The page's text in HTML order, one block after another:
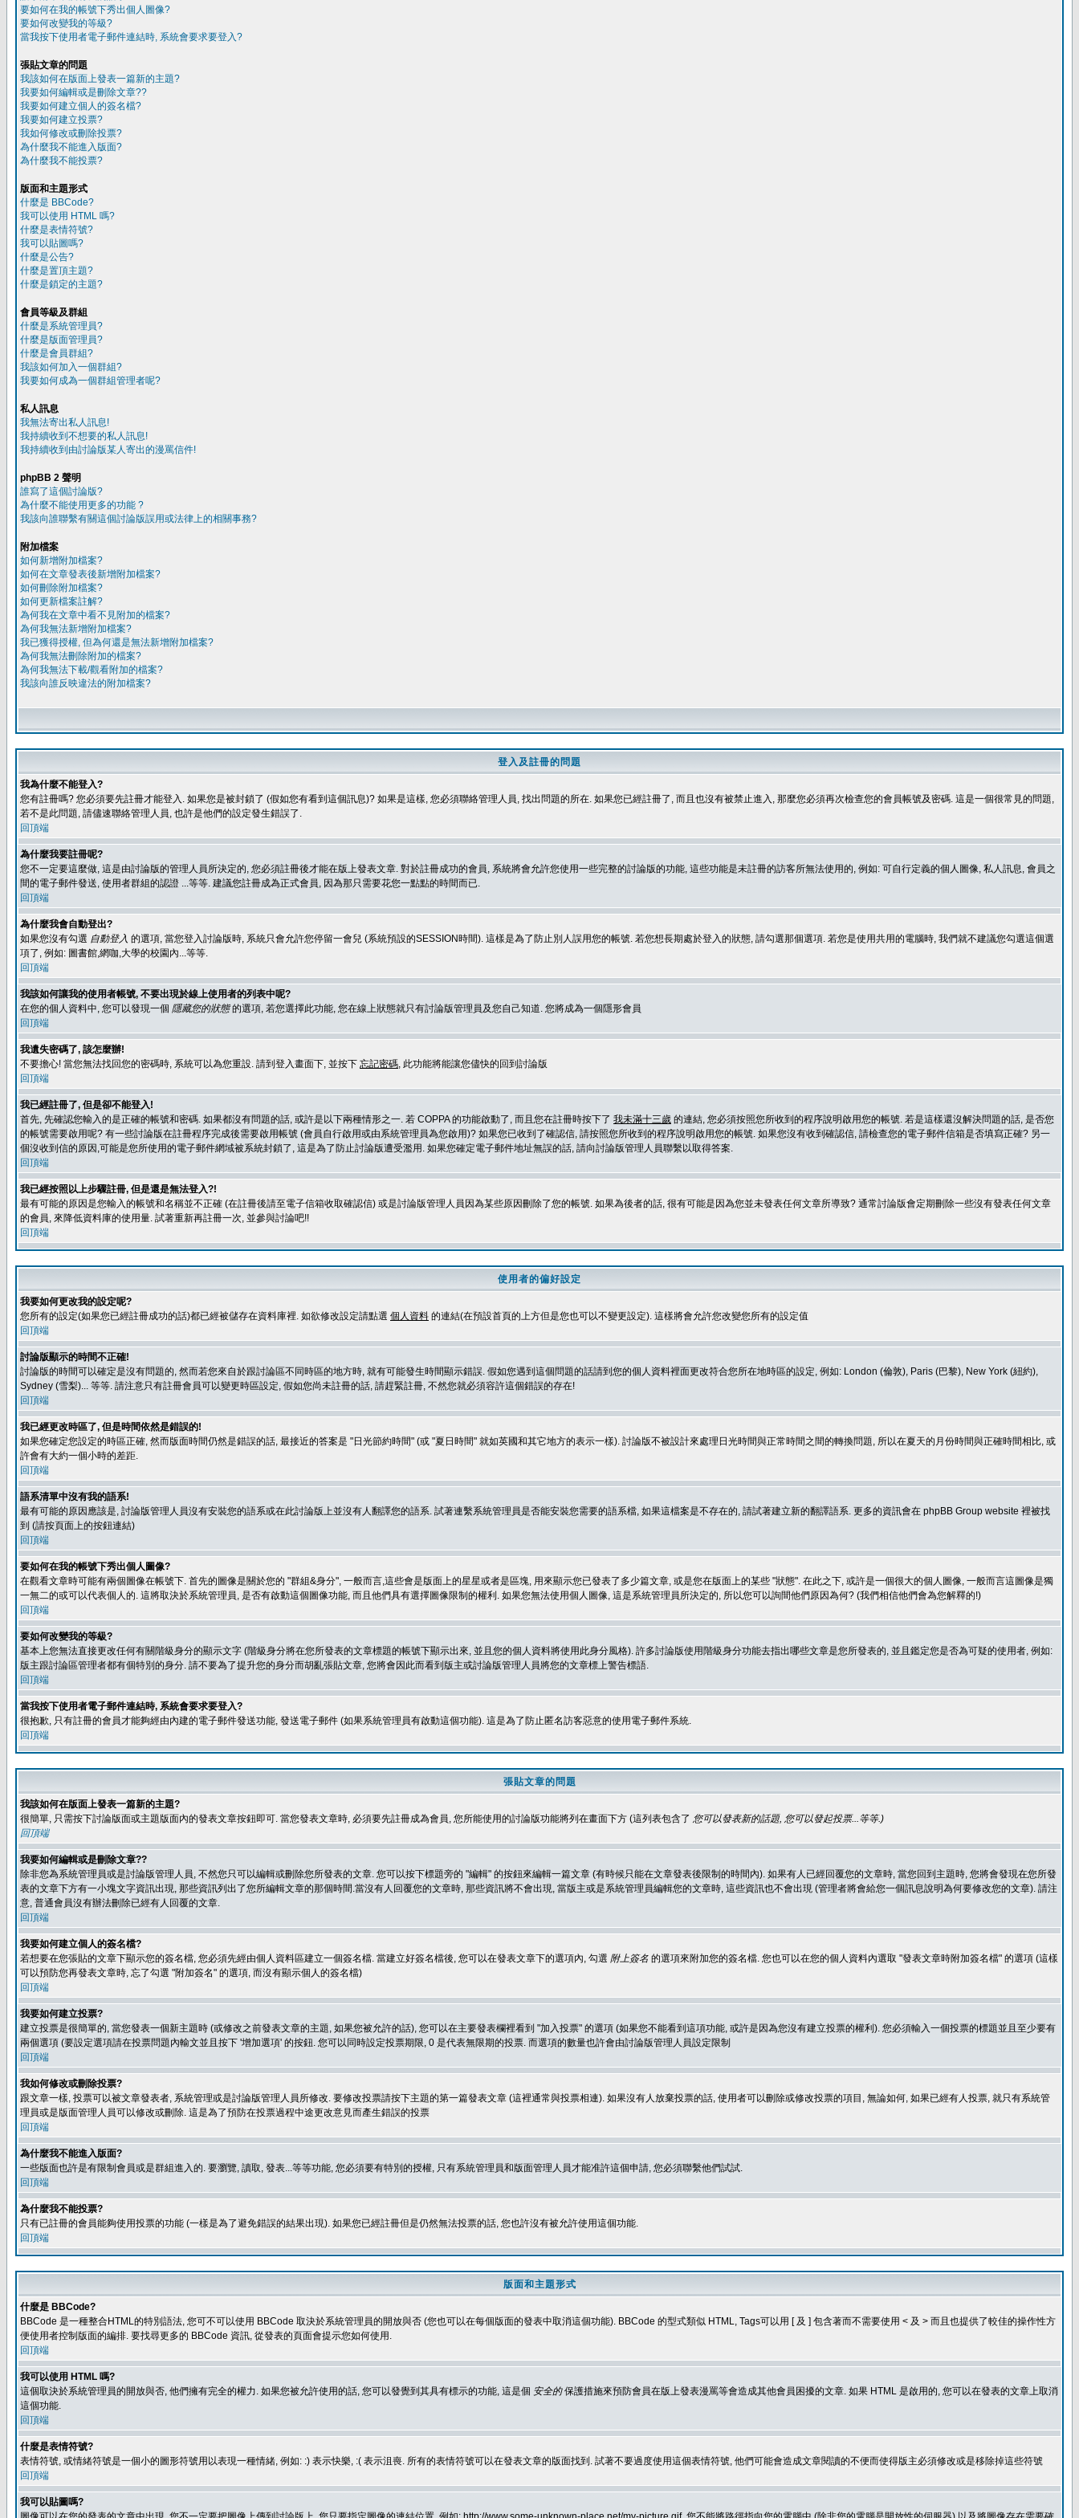
要如何在我的帳號下秀出個人圖像?
要如何改變我的等級?
當我按下使用者電子郵件連結時, 系統會要求要登入?
張貼文章的問題
我該如何在版面上發表一篇新的主題?
我要如何編輯或是刪除文章??
我要如何建立個人的簽名檔?
我要如何建立投票?
我如何修改或刪除投票?
為什麼我不能進入版面?
為什麼我不能投票?
版面和主題形式
什麼是 BBCode?
我可以使用 HTML 嗎?
什麼是表情符號?
我可以貼圖嗎?
什麼是公告?
什麼是置頂主題?
什麼是鎖定的主題?
會員等級及群組
什麼是系統管理員?
什麼是版面管理員?
什麼是會員群組?
我該如何加入一個群組?
我要如何成為一個群組管理者呢?
私人訊息
我無法寄出私人訊息!
我持續收到不想要的私人訊息!
我持續收到由討論版某人寄出的漫罵信件!
phpBB 2 聲明
誰寫了這個討論版?
為什麼不能使用更多的功能 ?
我該向誰聯繫有關這個討論版誤用或法律上的相關事務?
附加檔案
如何新增附加檔案?
如何在文章發表後新增附加檔案?
如何刪除附加檔案?
如何更新檔案註解?
為何我在文章中看不見附加的檔案?
為何我無法新增附加檔案?
我已獲得授權, 但為何還是無法新增附加檔案?
為何我無法刪除附加的檔案?
為何我無法下載/觀看附加的檔案?
我該向誰反映違法的附加檔案?
登入及註冊的問題
我為什麼不能登入?
您有註冊嗎? 您必須要先註冊才能登入. 如果您是被封鎖了 (假如您有看到這個訊息)? 如果是這樣, 您必須聯絡管理人員, 找出問題的所在. 如果您已經註冊了, 而且也沒有被禁止進入, 那麼您必須再次檢查您的會員帳號及密碼. 這是一個很常見的問題,
若不是此問題, 請儘速聯絡管理人員, 也許是他們的設定發生錯誤了.
回頂端
為什麼我要註冊呢?
您不一定要這麼做, 這是由討論版的管理人員所決定的, 您必須註冊後才能在版上發表文章. 對於註冊成功的會員, 系統將會允許您使用一些完整的討論版的功能, 這些功能是未註冊的訪客所無法使用的, 例如: 可自行定義的個人圖像, 私人訊息, 會員之
間的電子郵件發送, 使用者群組的認證 ...等等. 建議您註冊成為正式會員, 因為那只需要花您一點點的時間而已.
回頂端
為什麼我會自動登出?
如果您沒有勾選 自動登入 的選項, 當您登入討論版時, 系統只會允許您停留一會兒 (系統預設的SESSION時間). 這樣是為了防止別人誤用您的帳號. 若您想長期處於登入的狀態, 請勾選那個選項. 若您是使用共用的電腦時, 我們就不建議您勾選這個選
項了, 例如: 圖書館,網咖,大學的校園內...等等.
回頂端
我該如何讓我的使用者帳號, 不要出現於線上使用者的列表中呢?
在您的個人資料中, 您可以發現一個 隱藏您的狀態的選項, 若您選擇此功能, 您在線上狀態就只有討論版管理員及您自己知道. 您將成為一個隱形會員
回頂端
我遺失密碼了, 該怎麼辦!
不要擔心! 當您無法找回您的密碼時, 系統可以為您重設. 請到登入畫面下, 並按下 忘記密碼, 此功能將能讓您儘快的回到討論版
回頂端
我已經註冊了, 但是卻不能登入!
首先, 先確認您輸入的是正確的帳號和密碼. 如果都沒有問題的話, 或許是以下兩種情形之一. 若 COPPA 的功能啟動了, 而且您在註冊時按下了 我未滿十三歲 的連結, 您必須按照您所收到的程序說明啟用您的帳號. 若是這樣還沒解決問題的話, 是否您
的帳號需要啟用呢? 有一些討論版在註冊程序完成後需要啟用帳號 (會員自行啟用或由系統管理員為您啟用)? 如果您已收到了確認信, 請按照您所收到的程序說明啟用您的帳號. 如果您沒有收到確認信, 請檢查您的電子郵件信箱是否填寫正確? 另一
個沒收到信的原因,可能是您所使用的電子郵件網域被系統封鎖了, 這是為了防止討論版遭受濫用. 如果您確定電子郵件地址無誤的話, 請向討論版管理人員聯繫以取得答案.
回頂端
我已經按照以上步驟註冊, 但是還是無法登入?!
最有可能的原因是您輸入的帳號和名稱並不正確 (在註冊後請至電子信箱收取確認信) 或是討論版管理人員因為某些原因刪除了您的帳號. 如果為後者的話, 很有可能是因為您並未發表任何文章所導致? 通常討論版會定期刪除一些沒有發表任何文章
的會員, 來降低資料庫的使用量. 試著重新再註冊一次, 並參與討論吧!!
回頂端
使用者的偏好設定
我要如何更改我的設定呢?
您所有的設定(如果您已經註冊成功的話)都已經被儲存在資料庫裡. 如欲修改設定請點選 個人資料 的連結(在預設首頁的上方但是您也可以不變更設定). 這樣將會允許您改變您所有的設定值
回頂端
討論版顯示的時間不正確!
討論版的時間可以確定是沒有問題的, 然而若您來自於跟討論區不同時區的地方時, 就有可能發生時間顯示錯誤. 假如您遇到這個問題的話請到您的個人資料裡面更改符合您所在地時區的設定, 例如: London (倫敦), Paris (巴黎), New York (紐約),
Sydney (雪梨)... 等等. 請注意只有註冊會員可以變更時區設定, 假如您尚未註冊的話, 請趕緊註冊, 不然您就必須容許這個錯誤的存在!
回頂端
我已經更改時區了, 但是時間依然是錯誤的!
如果您確定您設定的時區正確, 然而版面時間仍然是錯誤的話, 最接近的答案是 "日光節約時間" (或 "夏日時間" 就如英國和其它地方的表示一樣). 討論版不被設計來處理日光時間與正常時間之間的轉換問題, 所以在夏天的月份時間與正確時間相比, 或
許會有大約一個小時的差距.
回頂端
語系清單中沒有我的語系!
最有可能的原因應該是, 討論版管理人員沒有安裝您的語系或在此討論版上並沒有人翻譯您的語系. 試著連繫系統管理員是否能安裝您需要的語系檔, 如果這檔案是不存在的, 請試著建立新的翻譯語系. 更多的資訊會在 phpBB Group website 裡被找
到 (請按頁面上的按鈕連結)
回頂端
要如何在我的帳號下秀出個人圖像?
在觀看文章時可能有兩個圖像在帳號下. 首先的圖像是關於您的 "群組&身分", 一般而言,這些會是版面上的星星或者是區塊, 用來顯示您已發表了多少篇文章, 或是您在版面上的某些 "狀態". 在此之下, 或許是一個很大的個人圖像, 一般而言這圖像是獨
一無二的或可以代表個人的. 這將取決於系統管理員, 是否有啟動這個圖像功能, 而且他們具有選擇圖像限制的權利. 如果您無法使用個人圖像, 這是系統管理員所決定的, 所以您可以詢間他們原因為何? (我們相信他們會為您解釋的!)
回頂端
要如何改變我的等級?
基本上您無法直接更改任何有關階級身分的顯示文字 (階級身分將在您所發表的文章標題的帳號下顯示出來, 並且您的個人資料將使用此身分風格). 許多討論版使用階級身分功能去指出哪些文章是您所發表的, 並且鑑定您是否為可疑的使用者, 例如:
版主跟討論區管理者都有個特別的身分. 請不要為了提升您的身分而胡亂張貼文章, 您將會因此而看到版主或討論版管理人員將您的文章標上警告標語.
回頂端
當我按下使用者電子郵件連結時, 系統會要求要登入?
很抱歉, 只有註冊的會員才能夠經由內建的電子郵件發送功能, 發送電子郵件 (如果系統管理員有啟動這個功能). 這是為了防止匿名訪客惡意的使用電子郵件系統.
回頂端
張貼文章的問題
我該如何在版面上發表一篇新的主題?
很簡單, 只需按下討論版面或主題版面內的發表文章按鈕即可. 當您發表文章時, 必須要先註冊成為會員, 您所能使用的討論版功能將列在畫面下方 (這列表包含了 您可以發表新的話題, 您可以發起投票...等等.)
回頂端
我要如何編輯或是刪除文章??
除非您為系統管理員或是討論版管理人員, 不然您只可以編輯或刪除您所發表的文章. 您可以按下標題旁的 "編輯" 的按鈕來編輯一篇文章 (有時候只能在文章發表後限制的時間內). 如果有人已經回覆您的文章時, 當您回到主題時, 您將會發現在您所發
表的文章下方有一小塊文字資訊出現, 那些資訊列出了您所編輯文章的那個時間.當沒有人回覆您的文章時, 那些資訊將不會出現, 當版主或是系統管理員編輯您的文章時, 這些資訊也不會出現 (管理者將會給您一個訊息說明為何要修改您的文章). 請注
意, 普通會員沒有辦法刪除已經有人回覆的文章.
回頂端
我要如何建立個人的簽名檔?
若想要在您張貼的文章下顯示您的簽名檔, 您必須先經由個人資料區建立一個簽名檔. 當建立好簽名檔後, 您可以在發表文章下的選項內, 勾選 附上簽名 的選項來附加您的簽名檔. 您也可以在您的個人資料內選取 "發表文章時附加簽名檔" 的選項 (這樣
可以預防您再發表文章時, 忘了勾選 "附加簽名" 的選項, 而沒有顯示個人的簽名檔)
回頂端
我要如何建立投票?
建立投票是很簡單的, 當您發表一個新主題時 (或修改之前發表文章的主題, 如果您被允許的話), 您可以在主要發表欄裡看到 "加入投票" 的選項 (如果您不能看到這項功能, 或許是因為您沒有建立投票的權利). 您必須輸入一個投票的標題並且至少要有
兩個選項 (要設定選項請在投票問題內輸文並且按下 '增加選項' 的按鈕. 您可以同時設定投票期限, 0 是代表無限期的投票. 而選項的數量也許會由討論版管理人員設定限制
回頂端
我如何修改或刪除投票?
跟文章一樣, 投票可以被文章發表者, 系統管理或是討論版管理人員所修改. 要修改投票請按下主題的第一篇發表文章 (這裡通常與投票相連). 如果沒有人放棄投票的話, 使用者可以刪除或修改投票的項目, 無論如何, 如果已經有人投票, 就只有系統管
理員或是版面管理人員可以修改或刪除. 這是為了預防在投票過程中途更改意見而產生錯誤的投票
回頂端
為什麼我不能進入版面?
一些版面也許是有限制會員或是群組進入的. 要瀏覽, 讀取, 發表...等等功能, 您必須要有特別的授權, 只有系統管理員和版面管理人員才能准許這個申請, 您必須聯繫他們試試.
回頂端
為什麼我不能投票?
只有已註冊的會員能夠使用投票的功能 (一樣是為了避免錯誤的結果出現). 如果您已經註冊但是仍然無法投票的話, 您也許沒有被允許使用這個功能.
回頂端
版面和主題形式
什麼是 BBCode?
BBCode 是一種整合HTML的特別語法, 您可不可以使用 BBCode 取決於系統管理員的開放與否 (您也可以在每個版面的發表中取消這個功能). BBCode 的型式類似 HTML, Tags可以用 [ 及 ] 包含著而不需要使用 < 及 > 而且也提供了較佳的操作性方
便使用者控制版面的編排. 要找尋更多的 BBCode 資訊, 從發表的頁面會提示您如何使用.
回頂端
我可以使用 HTML 嗎?
這個取決於系統管理員的開放與否, 他們擁有完全的權力. 如果您被允許使用的話, 您可以發覺到其具有標示的功能, 這是個 安全的保護措施來預防會員在版上發表漫罵等會造成其他會員困擾的文章. 如果 HTML 是啟用的, 您可以在發表的文章上取消
這個功能.
回頂端
什麼是表情符號?
表情符號, 或情緒符號是一個小的圖形符號用以表現一種情緒, 例如: :) 表示快樂, :( 表示沮喪. 所有的表情符號可以在發表文章的版面找到. 試著不要過度使用這個表情符號, 他們可能會造成文章閱讀的不便而使得版主必須修改或是移除掉這些符號
回頂端
我可以貼圖嗎?